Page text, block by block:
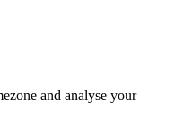
and analyse your